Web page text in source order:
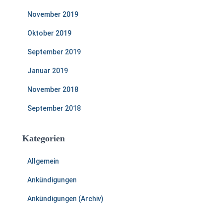
November 2019
Oktober 2019
September 2019
Januar 2019
November 2018
September 2018
Kategorien
Allgemein
Ankündigungen
Ankündigungen (Archiv)